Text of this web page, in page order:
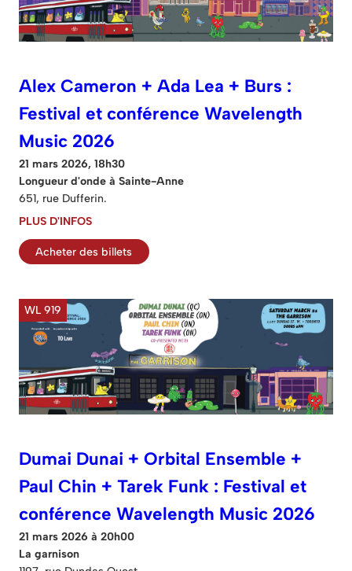
Alex Cameron + Ada Lea + Burs :
Festival et conférence Wavelength
Music 2026
21 mars 2026, 18h30
Longueur d'onde à Sainte-Anne
651, rue Dufferin.
PLUS D'INFOS
Acheter des billets
WL 919
Dumai Dunai + Orbital Ensemble +
Paul Chin + Tarek Funk : Festival et
conférence Wavelength Music 2026
21 mars 2026 à 20h00
La garnison